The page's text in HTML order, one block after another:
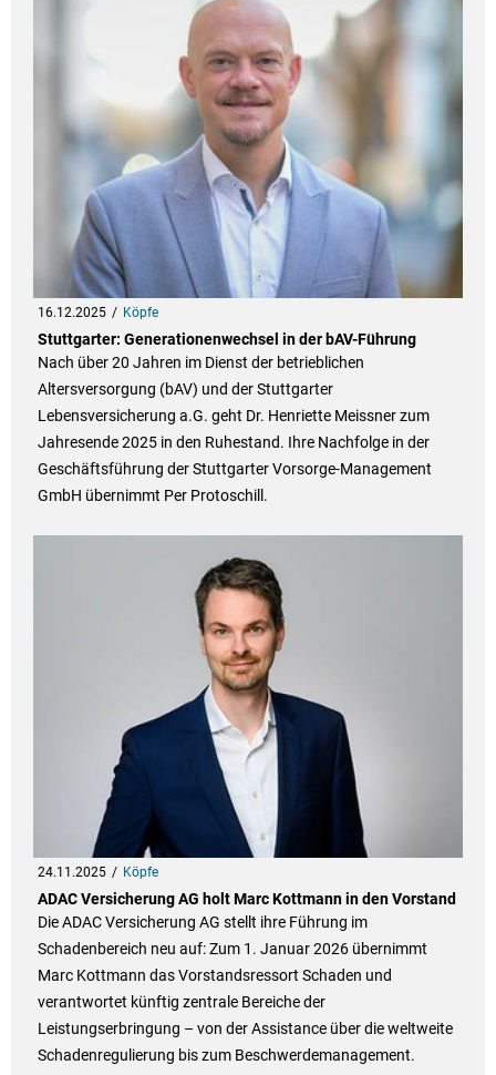
16.12.2025 Köpfe
Stuttgarter: Generationenwechsel in der bAV-Führung
Nach über 20 Jahren im Dienst der betrieblichen
Altersversorgung (bAV) und der Stuttgarter
Lebensversicherung a.G. geht Dr. Henriette Meissner zum
Jahresende 2025 in den Ruhestand. Ihre Nachfolge in der
Geschäftsführung der Stuttgarter Vorsorge-Management
GmbH übernimmt Per Protoschill.
24.11.2025 Köpfe
ADAC Versicherung AG holt Marc Kottmann in den Vorstand
Die ADAC Versicherung AG stellt ihre Führung im
Schadenbereich neu auf: Zum 1. Januar 2026 übernimmt
Marc Kottmann das Vorstandsressort Schaden und
verantwortet künftig zentrale Bereiche der
Leistungserbringung – von der Assistance über die weltweite
Schadenregulierung bis zum Beschwerdemanagement.